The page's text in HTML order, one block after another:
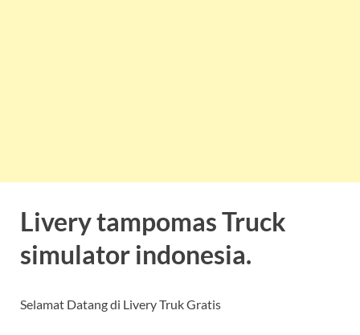
Livery tampomas Truck
simulator indonesia.
Selamat Datang di Livery Truk Gratis